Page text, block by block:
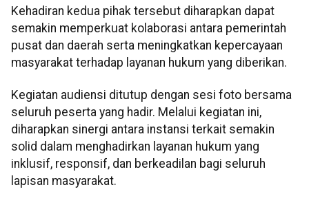
Kehadiran kedua pihak tersebut diharapkan dapat
semakin memperkuat kolaborasi antara pemerintah
pusat dan daerah serta meningkatkan kepercayaan
masyarakat terhadap layanan hukum yang diberikan.
Kegiatan audiensi ditutup dengan sesi foto bersama
seluruh peserta yang hadir. Melalui kegiatan ini,
diharapkan sinergi antara instansi terkait semakin
solid dalam menghadirkan layanan hukum yang
inklusif, responsif, dan berkeadilan bagi seluruh
lapisan masyarakat.